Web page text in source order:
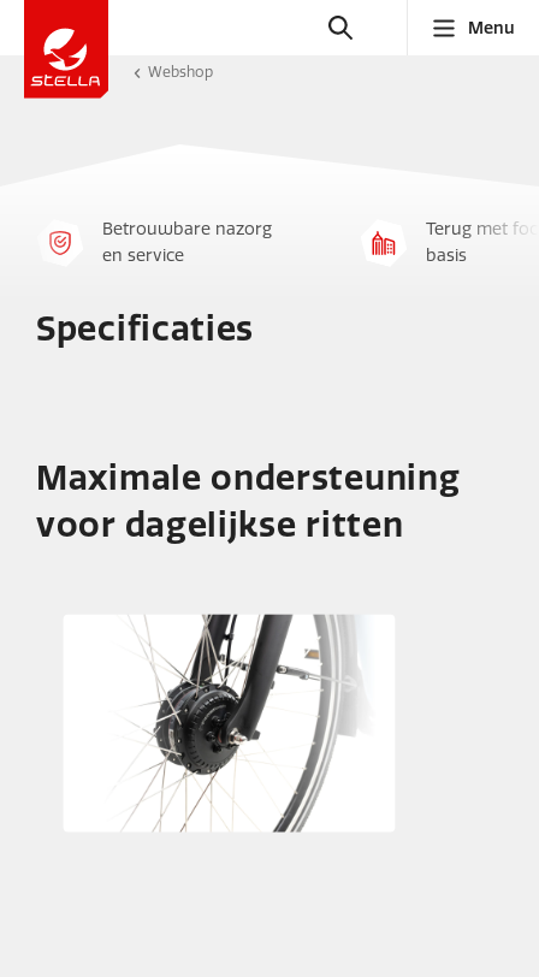
Menu
Webshop
Betrouwbare nazorg
en service
Terug met
basis
Specificaties
Maximale ondersteuning
voor dagelijkse ritten